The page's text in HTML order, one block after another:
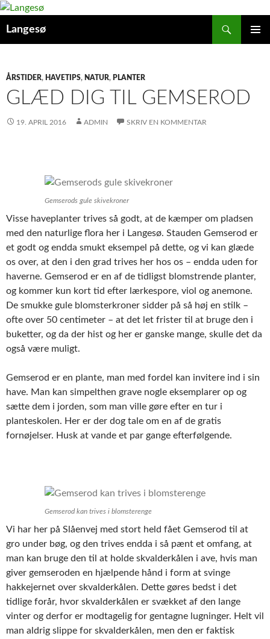
Hop
indhold
Langesø
ÅRSTIDER, HAVETIPS, NATUR, PLANTER
GLÆD DIG TIL GEMSEROD
19. APRIL 2016 ADMIN SKRIV EN KOMMENTAR
Gemserods gule skivekroner
Visse haveplanter trives så godt, at de kæmper om pladsen
med den naturlige flora her i Langesø. Stauden Gemserod er
et godt og endda smukt eksempel på dette, og vi kan glæde
os over, at den i den grad trives her hos os – endda uden for
haverne. Gemserod er en af de tidligst blomstrende planter,
og kommer kun kort tid efter lærkespore, viol og anemone.
De smukke gule blomsterkroner sidder på så høj en stilk –
ofte over 50 centimeter – at det let frister til at bruge den i
buketter, og da der hist og her er ganske mange, skulle det da
også være muligt.
Gemserod er en plante, man med fordel kan invitere ind i sin
have. Man kan simpelthen grave nogle eksemplarer op og
sætte dem i jorden, som man ville gøre efter en tur i
planteskolen. Her er der dog tale om en af de gratis
fornøjelser. Husk at vande et par gange efterfølgende.
Gemserod kan trives i blomsterenge
Vi har her på Slåenvej med stort held fået Gemserod til at
gro under bøg, og den trives endda i så pænt et omfang, at
man kan bruge den til at holde skvalderkålen i ave, hvis man
giver gemseroden en hjælpende hånd i form at svinge
hakkejernet over skvalderkålen. Dette gøres bedst i det
tidlige forår, hvor skvalderkålen er svækket af den lange
vinter og derfor er modtagelig for gentagne lugninger. Helt vil
man aldrig slippe for skvalderkålen, men den er faktisk